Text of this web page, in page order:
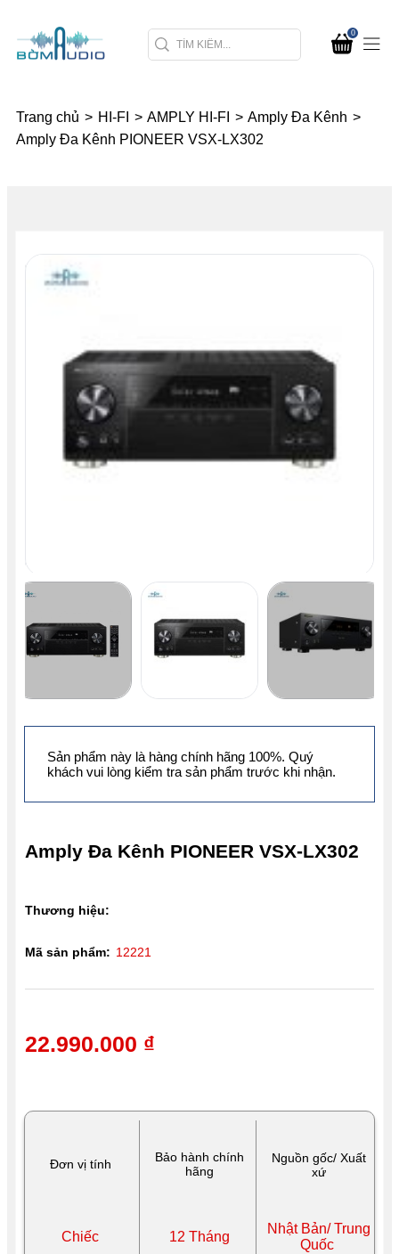
0
Trang chủ > HI-FI > AMPLY HI-FI > Amply Đa Kênh >
Amply Đa Kênh PIONEER VSX-LX302
Đơn vị tính
Bảo hành chính
hãng
Nguồn gốc/ Xuất
xứ
Chiếc 12 Tháng
Nhật Bản/ Trung
Quốc
Amply Đa Kênh PIONEER VSX-LX302
22.990.000 ₫
Thương hiệu:
Mã sản phẩm: 12221
Sản phẩm này là hàng chính hãng 100%. Quý
khách vui lòng kiểm tra sản phẩm trước khi nhận.